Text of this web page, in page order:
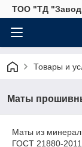
ТОО "ТД
Товары и
Маты
Маты из
ГОСТ 21880-2011.